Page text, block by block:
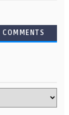
COMMENTS